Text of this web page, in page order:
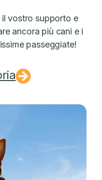
vostro supporto e
ancora più cani e i
passeggiate!